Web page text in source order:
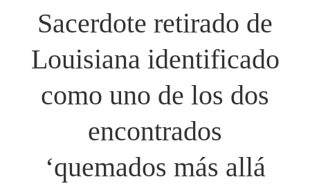
Sacerdote retirado de
Louisiana identificado
como uno de los dos
encontrados
‘quemados más allá